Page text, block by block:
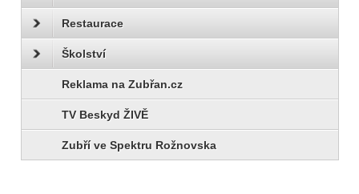
Restaurace
Školství
Reklama na Zubřan.cz
TV Beskyd ŽIVĚ
Zubří ve Spektru Rožnovska